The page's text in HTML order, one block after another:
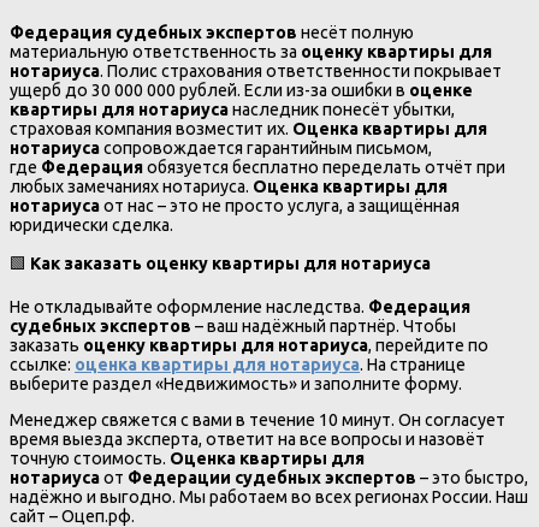
Федерация судебных экспертов несёт полную
материальную ответственность за оценку квартиры для
нотариуса. Полис страхования ответственности покрывает
ущерб до 30 000 000 рублей. Если из-за ошибки в оценке
квартиры для нотариусанаследник понесёт убытки,
страховая компания возместит их. Оценка квартиры для
нотариусасопровождается гарантийным письмом,
где Федерацияобязуется бесплатно переделать отчёт при
любых замечаниях нотариуса. Оценка квартиры для
нотариусаот нас – это не просто услуга, а защищённая
юридически сделка.
🟩 Как заказать оценку квартиры для нотариуса
Не откладывайте оформление наследства. Федерация
судебных экспертов – ваш надёжный партнёр. Чтобы
заказать оценку квартиры для нотариуса, перейдите по
ссылке: оценка квартиры для нотариуса. На странице
выберите раздел «Недвижимость» и заполните форму.
Менеджер свяжется с вами в течение 10 минут. Он согласует
время выезда эксперта, ответит на все вопросы и назовёт
точную стоимость. Оценка квартиры для
нотариусаот Федерации судебных экспертов – это быстро,
надёжно и выгодно. Мы работаем во всех регионах России. Наш
сайт – Оцеп.рф.